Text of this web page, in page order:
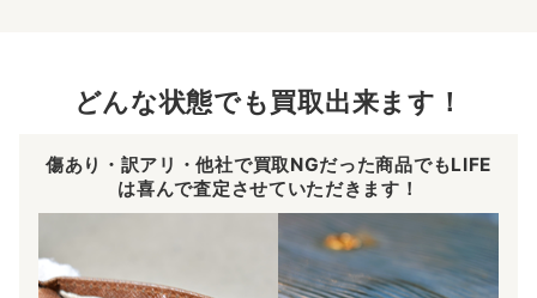
どんな状態でも買取出来ます！
傷あり・訳アリ・他社で買取NGだった商品でもLIFE
は喜んで査定させていただきます！